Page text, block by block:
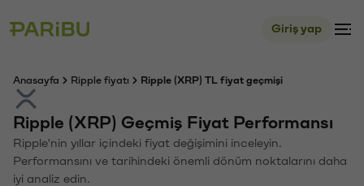
Giriş yap
Anasayfa Ripple fiyatı Ripple (XRP) TL fiyat geçmişi
Ripple (XRP) Geçmiş Fiyat Performansı
Ripple'nin yıllar içindeki fiyat değişimini inceleyin.
Performansını ve tarihindeki önemli dönüm noktalarını daha
iyi analiz edin.